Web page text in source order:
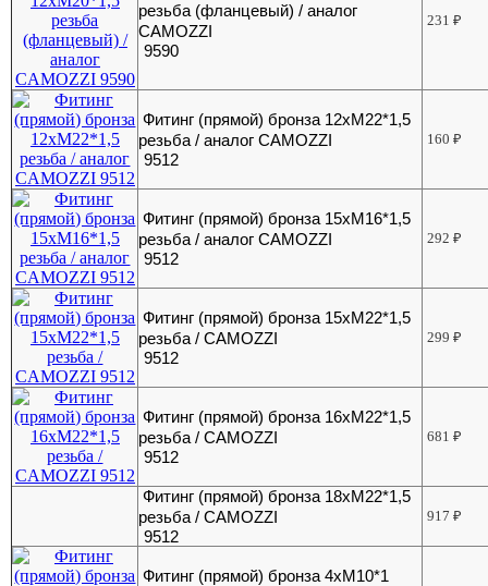
резьба (фланцевый) / аналог
CAMOZZI
9590
231₽
Фитинг (прямой) бронза 12хМ22*1,5
резьба / аналог CAMOZZI
9512
160₽
Фитинг (прямой) бронза 15хМ16*1,5
резьба / аналог CAMOZZI
9512
292₽
Фитинг (прямой) бронза 15хМ22*1,5
резьба / CAMOZZI
9512
299₽
Фитинг (прямой) бронза 16хМ22*1,5
резьба / CAMOZZI
9512
681₽
Фитинг (прямой) бронза 18хМ22*1,5
резьба / CAMOZZI
9512
917₽
Фитинг (прямой) бронза 4хМ10*1